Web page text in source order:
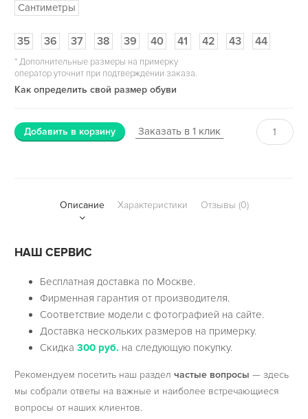
Сантиметры
35 36 37 38 39 40 41 42 43 44
*Дополнительные размеры на примерку
оператор уточнит при подтверждении заказа.
Как определить свой размер обуви
Добавить в корзину Заказать в 1 клик
Описание Характеристики Отзывы (0)
НАШ СЕРВИС
Бесплатная доставка по Москве.
Фирменная гарантия от производителя.
Соответствие модели с фотографией на сайте.
Доставка нескольких размеров на примерку.
Скидка300 руб. на следующую покупку.
Рекомендуем посетить наш раздел частые вопросы — здесь
мы собрали ответы на важные и наиболее встречающиеся
вопросы от наших клиентов.